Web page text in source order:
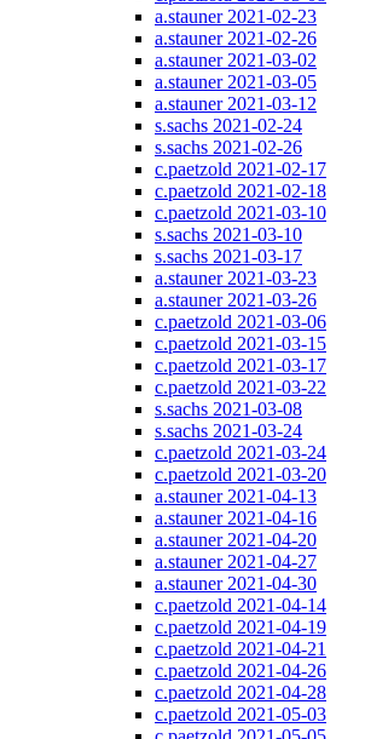
a.stauner 2021-02-23
a.stauner 2021-02-26
a.stauner 2021-03-02
a.stauner 2021-03-05
a.stauner 2021-03-12
s.sachs 2021-02-24
s.sachs 2021-02-26
c.paetzold 2021-02-17
c.paetzold 2021-02-18
c.paetzold 2021-03-10
s.sachs 2021-03-10
s.sachs 2021-03-17
a.stauner 2021-03-23
a.stauner 2021-03-26
c.paetzold 2021-03-06
c.paetzold 2021-03-15
c.paetzold 2021-03-17
c.paetzold 2021-03-22
s.sachs 2021-03-08
s.sachs 2021-03-24
c.paetzold 2021-03-24
c.paetzold 2021-03-20
a.stauner 2021-04-13
a.stauner 2021-04-16
a.stauner 2021-04-20
a.stauner 2021-04-27
a.stauner 2021-04-30
c.paetzold 2021-04-14
c.paetzold 2021-04-19
c.paetzold 2021-04-21
c.paetzold 2021-04-26
c.paetzold 2021-04-28
c.paetzold 2021-05-03